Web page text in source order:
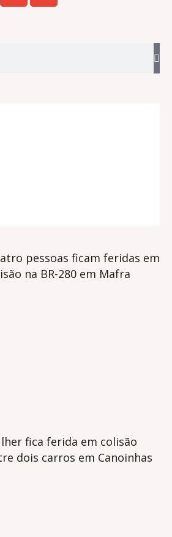
pessoas ficam feridas em
na BR-280 em Mafra
fica ferida em colisão
dois carros em Canoinhas